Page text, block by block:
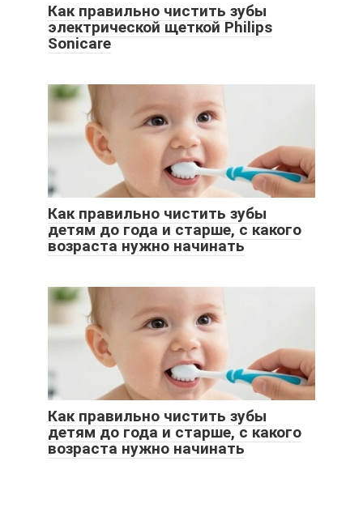
Как правильно чистить зубы
электрической щеткой Philips
Sonicare
Как правильно чистить зубы
детям до года и старше, с какого
возраста нужно начинать
Как правильно чистить зубы
детям до года и старше, с какого
возраста нужно начинать